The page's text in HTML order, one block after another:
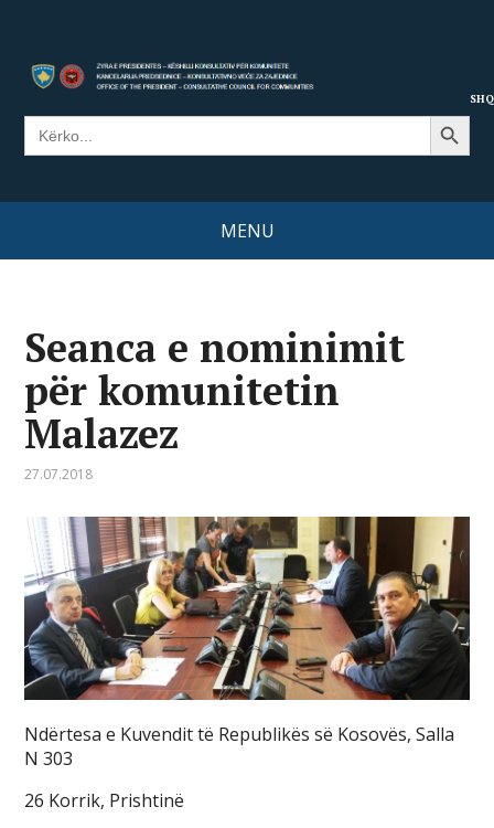
Search
for:
Search Button
MENU
Seanca e nominimit
për komunitetin
Malazez
27.07.2018
Ndërtesa e Kuvendit të Republikës së Kosovës, Salla
N 303
26 Korrik, Prishtinë